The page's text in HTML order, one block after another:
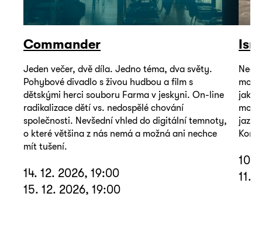
Commander
Jeden večer, dvě díla. Jedno téma, dva světy.
Pohybové divadlo s živou hudbou a film s
dětskými herci souboru Farma v jeskyni. On-line
radikalizace dětí vs. nedospělé chování
společnosti. Nevšední vhled do digitální temnoty,
o které většina z nás nemá a možná ani nechce
mít tušení.
14. 12. 2026, 19:00
15. 12. 2026, 19:00
jako
10.
11.